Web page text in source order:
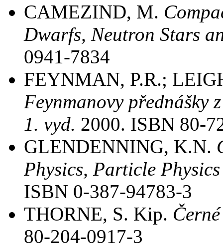
CAMEZIND, M.
Dwarfs, Neutron Stars
0941-7834
FEYNMAN, P.R.;
Feynmanovy přednášky
1. vyd. 2000. ISBN 80-
GLENDENNING, K.N.
Physics, Particle
ISBN 0-387-94783-3
THORNE, S. Kip.
80-204-0917-3